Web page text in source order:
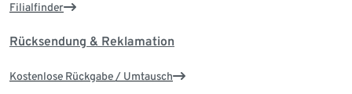
Filialfinder
Rücksendung & Reklamation
Kostenlose Rückgabe / Umtausch